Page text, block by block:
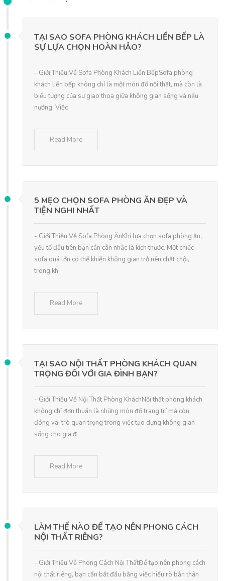
TẠI SAO SOFA PHÒNG KHÁCH LIỀN BẾP LÀ
SỰ LỰA CHỌN HOÀN HẢO?
- Giới Thiệu Về Sofa Phòng Khách Liền BếpSofa phòng
khách liền bếp không chỉ là một món đồ nội thất, mà còn là
biểu tượng của sự giao thoa giữa không gian sống và nấu
nướng. Việc
Read More
5 MẸO CHỌN SOFA PHÒNG ĂN ĐẸP VÀ
TIỆN NGHI NHẤT
- Giới Thiệu Về Sofa Phòng ĂnKhi lựa chọn sofa phòng ăn,
yếu tố đầu tiên bạn cần cân nhắc là kích thước. Một chiếc
sofa quá lớn có thể khiến không gian trở nên chật chội,
trong kh
Read More
TẠI SAO NỘI THẤT PHÒNG KHÁCH QUAN
TRỌNG ĐỐI VỚI GIA ĐÌNH BẠN?
- Giới Thiệu Về Nội Thất Phòng KháchNội thất phòng khách
không chỉ đơn thuần là những món đồ trang trí mà còn
đóng vai trò quan trọng trong việc tạo dựng không gian
sống cho gia đ
Read More
LÀM THẾ NÀO ĐỂ TẠO NÊN PHONG CÁCH
NỘI THẤT RIÊNG?
- Giới Thiệu Về Phong Cách Nội ThấtĐể tạo nên phong cách
nội thất riêng, bạn cần bắt đầu bằng việc hiểu rõ bản thân